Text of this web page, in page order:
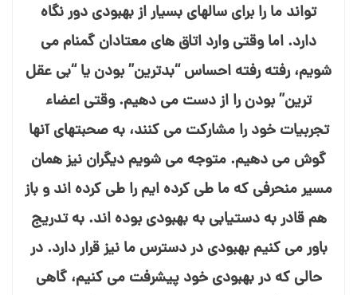
تواند ما را برای سالهای بسیار از بهبودی دور نگاه
دارد. اما وقتی وارد اتاق های معتادان گمنام می⁯
شویم، رفته رفته احساس “بدترین” بودن یا “بی⁯ عقل⁯
ترین” بودن را از دست می⁯ دهیم. وقتی اعضاء
تجربیات خود را مشارکت می⁯ کنند، به صحبت⁯های آنها
گوش می⁯ دهیم. متوجه می⁯ شویم دیگران نیز همان
مسیر منحرفی که ما طی کرده⁯ ایم را طی کرده⁯ اند و باز
هم قادر به دستیابی به بهبودی بوده⁯ اند. به تدریج
باور می⁯ کنیم بهبودی در دسترس ما نیز قرار دارد. در
حالی که در بهبودی خود پیشرفت می⁯ کنیم، گاهی